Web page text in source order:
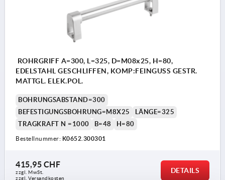
ROHRGRIFF A=300, L=325, D=M08x25, H=80,
EDELSTAHL GESCHLIFFEN, KOMP:FEINGUSS GESTR.
MATTGL. ELEK.POL.
BOHRUNGSABSTAND=300
BEFESTIGUNGSBOHRUNG=M8X25
LÄNGE=325
TRAGKRAFT N =1000
B=48 H=80
Bestellnummer: K0652.300301
415,95 CHF
zzgl. MwSt.
zzgl. Versandkosten
DETAILS